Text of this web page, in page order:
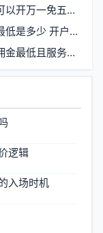
哪家券商可以开万一免五开户选择指南
证券佣金最低是多少 开户选哪家券商更划算
哪家券商佣金最低且服务稳定
逻辑
入场时机